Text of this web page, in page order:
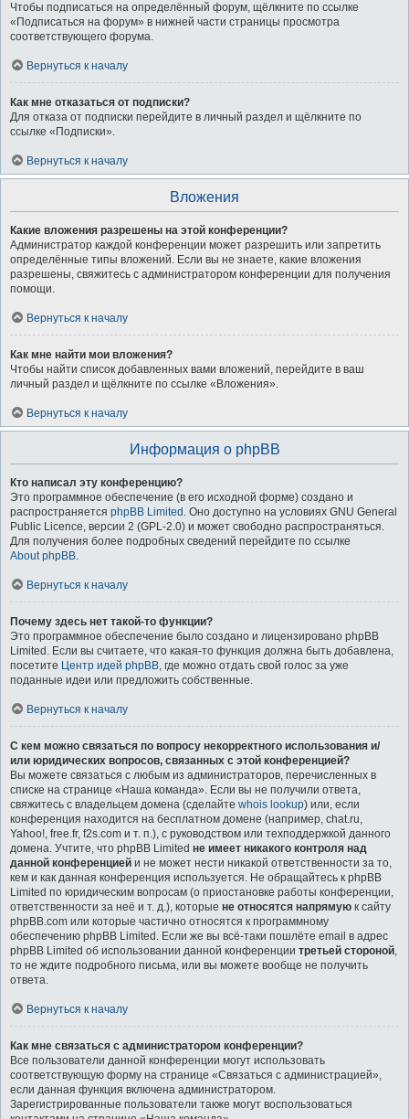
Чтобы подписаться на определённый форум, щёлкните по ссылке
«Подписаться на форум» в нижней части страницы просмотра
соответствующего форума.
Вернуться к началу
Как мне отказаться от подписки?
Для отказа от подписки перейдите в личный раздел и щёлкните по
ссылке «Подписки».
Вернуться к началу
Вложения
Какие вложения разрешены на этой конференции?
Администратор каждой конференции может разрешить или запретить
определённые типы вложений. Если вы не знаете, какие вложения
разрешены, свяжитесь с администратором конференции для получения
помощи.
Вернуться к началу
Как мне найти мои вложения?
Чтобы найти список добавленных вами вложений, перейдите в ваш
личный раздел и щёлкните по ссылке «Вложения».
Вернуться к началу
Информация о phpBB
Кто написал эту конференцию?
Это программное обеспечение (в его исходной форме) создано и
распространяется phpBB Limited . Оно доступно на условиях GNU General
Public Licence, версии 2 (GPL-2.0) и может свободно распространяться.
Для получения более подробных сведений перейдите по ссылке
About phpBB.
Вернуться к началу
Почему здесь нет такой-то функции?
Это программное обеспечение было создано и лицензировано phpBB
Limited. Если вы считаете, что какая-то функция должна быть добавлена,
посетите Центр идей phpBB, где можно отдать свой голос за уже
поданные идеи или предложить собственные.
Вернуться к началу
С кем можно связаться по вопросу некорректного использования и/
или юридических вопросов, связанных с этой конференцией?
Вы можете связаться с любым из администраторов, перечисленных в
списке на странице «Наша команда». Если вы не получили ответа,
свяжитесь с владельцем домена (сделайте whois lookup) или, если
конференция находится на бесплатном домене (например, chat.ru,
Yahoo!, free.fr, f2s.com и т. п.), с руководством или техподдержкой данного
домена. Учтите, что phpBB Limited не имеет никакого контроля над
данной конференцией и не может нести никакой ответственности за то,
кем и как данная конференция используется. Не обращайтесь к phpBB
Limited по юридическим вопросам (о приостановке работы конференции,
ответственности за неё и т. д.), которые не относятся напрямую к сайту
phpBB.com или которые частично относятся к программному
обеспечению phpBB Limited. Если же вы всё-таки пошлёте email в адрес
phpBB Limited об использовании данной конференции третьей стороной,
то не ждите подробного письма, или вы можете вообще не получить
ответа.
Вернуться к началу
Как мне связаться с администратором конференции?
Все пользователи данной конференции могут использовать
соответствующую форму на странице «Связаться с администрацией»,
если данная функция включена администратором.
Зарегистрированные пользователи также могут воспользоваться